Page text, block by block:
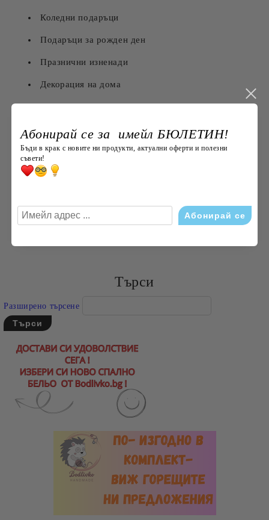
Коледни подаръци
Подаръци за рожден ден
Празнични изненади
Декорация на дома
Размер:38х32 см
Материал:
Дизайн:Коледни мотиви
Производство:Ръчна изработка
Търси
Разширено търсене
Абонирай се за имейл БЮЛЕТИН!
Бъди в крак с новите ни продукти, актуални оферти и полезни
съвети!